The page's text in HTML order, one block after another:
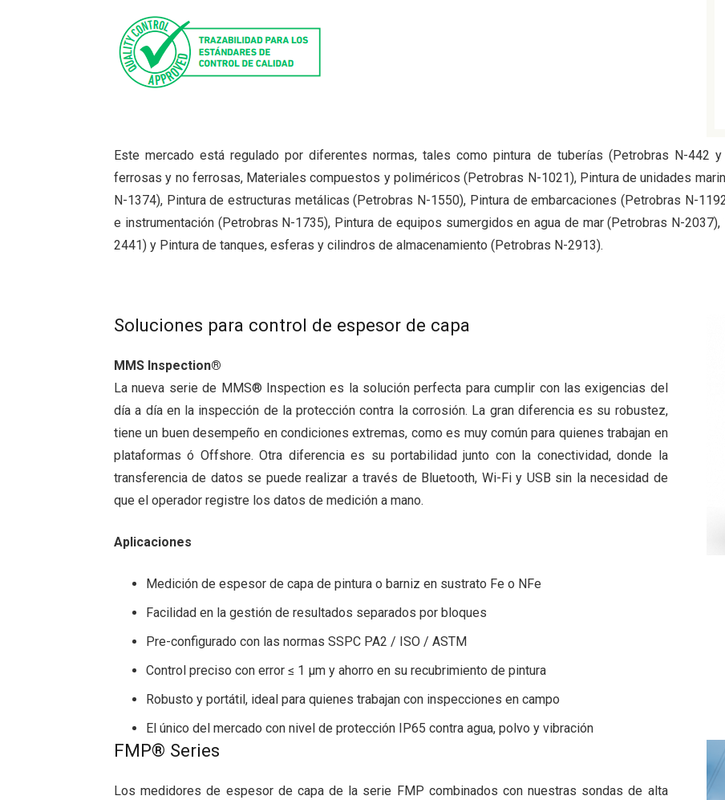
Este mercado está regulado por diferentes normas, tales como pintura de tuberías (Petrobras N-442 y
ferrosas y no ferrosas, Materiales compuestos y poliméricos (Petrobras N-1021), Pintura de unidades
N-1374), Pintura de estructuras metálicas (Petrobras N-1550), Pintura de embarcaciones (Petrobras N-
e instrumentación (Petrobras N-1735), Pintura de equipos sumergidos en agua de mar (Petrobras N-
2441) y Pintura de tanques, esferas y cilindros de almacenamiento (Petrobras N-2913).
Soluciones para control de espesor de capa
MMS Inspection®
La nueva serie de MMS® Inspection es la solución perfecta para cumplir con las exigencias del
día a día en la inspección de la protección contra la corrosión. La gran diferencia es su robustez,
tiene un buen desempeño en condiciones extremas, como es muy común para quienes trabajan en
plataformas ó Offshore. Otra diferencia es su portabilidad junto con la conectividad, donde la
transferencia de datos se puede realizar a través de Bluetooth, Wi-Fi y USB sin la necesidad de
que el operador registre los datos de medición a mano.
Aplicaciones
Medición de espesor de capa de pintura o barniz en sustrato Fe o NFe
Facilidad en la gestión de resultados separados por bloques
Pre-configurado con las normas SSPC PA2 / ISO / ASTM
Control preciso con error ≤ 1 μm y ahorro en su recubrimiento de pintura
Robusto y portátil, ideal para quienes trabajan con inspecciones en campo
El único del mercado con nivel de protección IP65 contra agua, polvo y vibración
FMP® Series
Los medidores de espesor de capa de la serie FMP combinados con nuestras sondas de alta